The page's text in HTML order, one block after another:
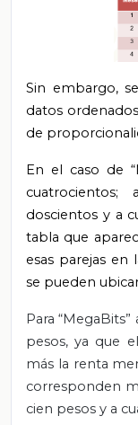
Sin embargo,
datos
de
En el caso de
doscientos y a
tabla que
esas parejas
se pueden
Para
pesos, ya que
más la renta
corresponden
cien pesos y a